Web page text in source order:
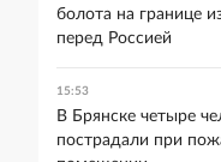
болота на границе
перед Россией
15:53
В Брянске четыре
пострадали при